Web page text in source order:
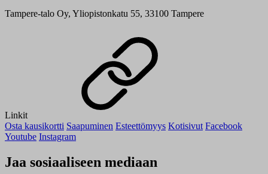
Tampere-talo Oy, Yliopistonkatu 55, 33100 Tampere
Linkit
Osta kausikortti Saapuminen Esteettömyys Kotisivut Facebook
Youtube Instagram
Jaa sosiaaliseen mediaan